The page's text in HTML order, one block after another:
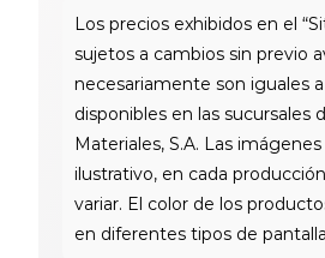
0.8mm
cantidad